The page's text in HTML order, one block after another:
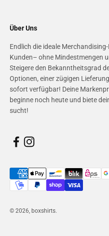
Über Uns
Endlich die ideale
Kunden– ohne Mindestmengen
Steigere den Bekanntheitsgrad
Optionen, einer zügigen
sofort verfügbar! Deine
beginne noch heute und biete
sucht!
© 2026, boxshirts.